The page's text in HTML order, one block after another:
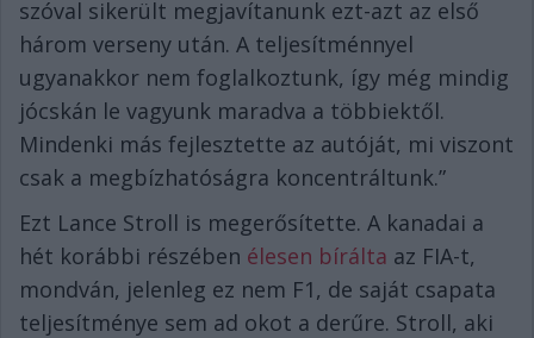
szóval sikerült megjavítanunk ezt-azt az első
három verseny után. A teljesítménnyel
ugyanakkor nem foglalkoztunk, így még mindig
jócskán le vagyunk maradva a többiektől.
Mindenki más fejlesztette az autóját, mi viszont
csak a megbízhatóságra koncentráltunk.”
Ezt Lance Stroll is megerősítette. A kanadai a
hét korábbi részében élesen bírálta az FIA-t,
mondván, jelenleg ez nem F1, de saját csapata
teljesítménye sem ad okot a derűre. Stroll, aki